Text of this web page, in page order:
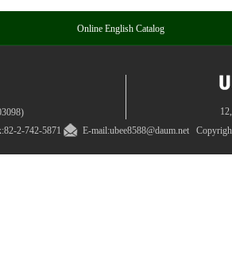
Online English Catalog
-2-742-5871 E-mail:ubee8588@daum.net